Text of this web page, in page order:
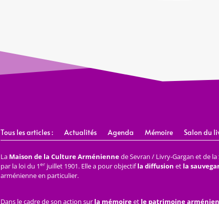
Tous les articles : Actualités Agenda Mémoire Salon du
La Maison de la Culture Arméniennede Sevran / Livry-Gargan et de
par la loi du 1erjuillet 1901. Elle a pour objectifla diffusion et la
arménienne en particulier.
Dans le cadre de son action sur la mémoireet le patrimoine arménien